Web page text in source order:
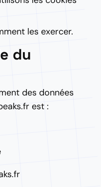
les exercer.
du
des données
est :